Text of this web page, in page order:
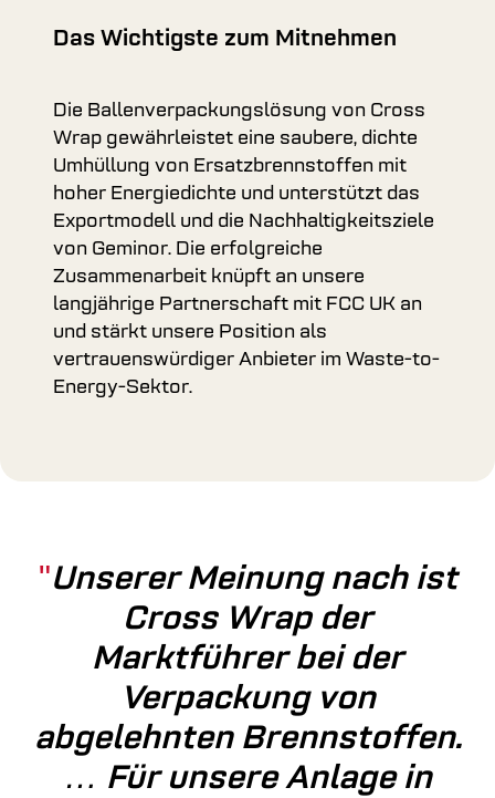
Das Wichtigste zum Mitnehmen
Die Ballenverpackungslösung von Cross
Wrap gewährleistet eine saubere, dichte
Umhüllung von Ersatzbrennstoffen mit
hoher Energiedichte und unterstützt das
Exportmodell und die Nachhaltigkeitsziele
von Geminor. Die erfolgreiche
Zusammenarbeit knüpft an unsere
langjährige Partnerschaft mit FCC UK an
und stärkt unsere Position als
vertrauenswürdiger Anbieter im Waste-to-
Energy-Sektor.
Unserer Meinung nach ist
Cross Wrap der
Marktführer bei der
Verpackung von
abgelehnten Brennstoffen.
… Für unsere Anlage in